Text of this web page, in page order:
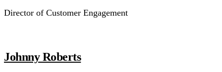
Director of Customer Engagement
Johnny Roberts